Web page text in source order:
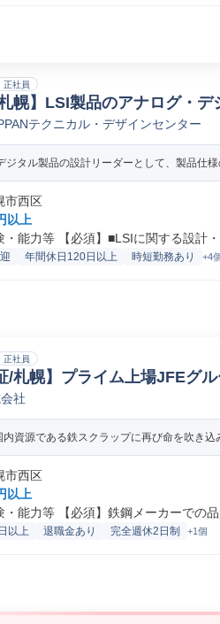
正社員
札幌】LSI製品のアナログ・
テクニカル・デザインセンター
ジタル製品の設計リーダーとして、製品仕
市西区
以上
・能力等 【必須】■LSIに関する設計
年間休日120日以上 時短勤務あり +4
正社員
/札幌】プライム上場JFEグ
証
社
内資源である鉄スクラップに再び命を吹き
市西区
以上
・能力等 【必須】鉄鋼メーカーでの
以上 退職金あり 完全週休2日制 +1個